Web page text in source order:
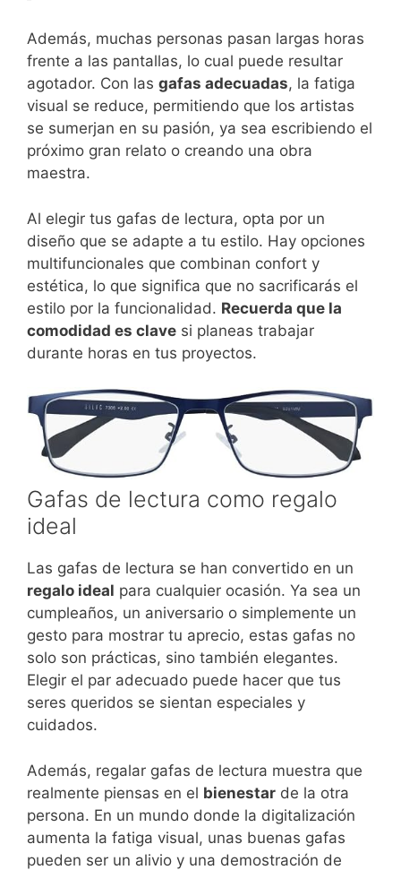
Además, muchas personas pasan largas horas
frente a las pantallas, lo cual puede resultar
agotador. Con las gafas adecuadas, la fatiga
visual se reduce, permitiendo que los artistas
se sumerjan en su pasión, ya sea escribiendo el
próximo gran relato o creando una obra
maestra.
Al elegir tus gafas de lectura, opta por un
diseño que se adapte a tu estilo. Hay opciones
multifuncionales que combinan confort y
estética, lo que significa que no sacrificarás el
estilo por la funcionalidad. Recuerda que la
comodidad es clave si planeas trabajar
durante horas en tus proyectos.
Gafas de lectura como regalo
ideal
Las gafas de lectura se han convertido en un
regalo ideal para cualquier ocasión. Ya sea un
cumpleaños, un aniversario o simplemente un
gesto para mostrar tu aprecio, estas gafas no
solo son prácticas, sino también elegantes.
Elegir el par adecuado puede hacer que tus
seres queridos se sientan especiales y
cuidados.
Además, regalar gafas de lectura muestra que
realmente piensas en el bienestar de la otra
persona. En un mundo donde la digitalización
aumenta la fatiga visual, unas buenas gafas
pueden ser un alivio y una demostración de